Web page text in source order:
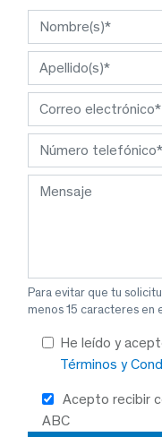
Para evitar que tu
menos 15 caracteres en
He leído y
Términos y
Acepto recibir
ABC